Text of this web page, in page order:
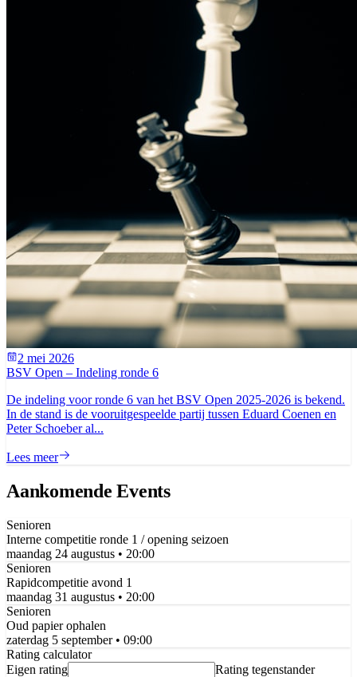
2 mei 2026
BSV Open – Indeling ronde 6
De indeling voor ronde 6 van het BSV Open 2025-2026 is bekend.
In de stand is de vooruitgespeelde partij tussen Eduard Coenen en
Peter Schoeber al...
Lees meer
Aankomende Events
Senioren
Interne competitie ronde 1 / opening seizoen
maandag 24 augustus • 20:00
Senioren
Rapidcompetitie avond 1
maandag 31 augustus • 20:00
Senioren
Oud papier ophalen
zaterdag 5 september• 09:00
Rating calculator
Eigen rating
Rating tegenstander